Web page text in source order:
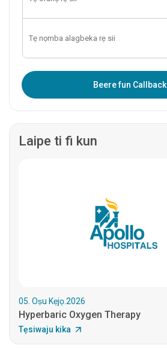
Beere fun Callback
Laipe ti fi kun
05. Oṣu Kẹjọ.2026
Hyperbaric Oxygen Therapy
Tẹsiwaju kika